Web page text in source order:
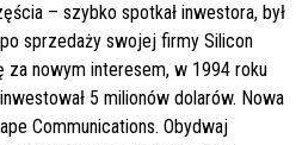
– szybko spotkał inwestora, był
sprzedaży swojej firmy Silicon
za nowym interesem, w 1994 roku
5 milionów dolarów. Nowa
Communications. Obydwaj